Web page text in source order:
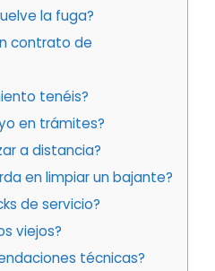
la fuga?
contrato de
tenéis?
en trámites?
a distancia?
en limpiar un bajante?
de servicio?
viejos?
técnicas?